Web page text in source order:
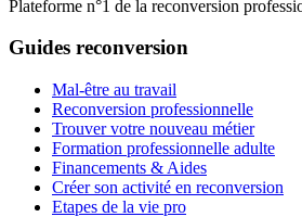
Plateforme n°1 de la reconversion
Guides reconversion
Mal-être au travail
Reconversion professionnelle
Trouver votre nouveau métier
Formation professionnelle adulte
Financements & Aides
Créer son activité en reconversion
Etapes de la vie pro